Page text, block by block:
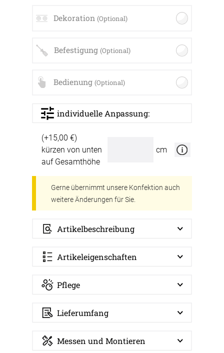
Dekoration (Optional)
Befestigung (Optional)
Bedienung (Optional)
individuelle Anpassung:
(+15,00 €)
kürzen von unten
auf Gesamthöhe
cm
Gerne übernimmt unsere Konfektion auch
weitere Änderungen für Sie.
Artikelbeschreibung
Artikeleigenschaften
Pflege
Lieferumfang
Messen und Montieren